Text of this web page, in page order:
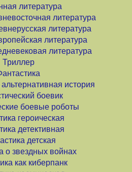
литература
литература
литература
литература
литература
Триллер
история
боевик
боевые роботы
героическая
детективная
детская
о звездных войнах
как киберпанк